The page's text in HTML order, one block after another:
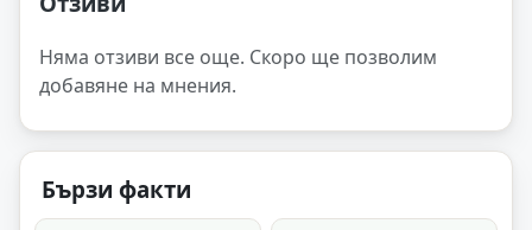
Няма отзиви все още. Скоро ще позволим
добавяне на мнения.
Бързи факти